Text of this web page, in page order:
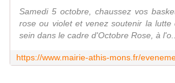
Samedi 5 octobre, chaussez vos
rose ou violet et venez soutenir la lutte
sein dans le cadre d'Octobre Rose, à l'o...